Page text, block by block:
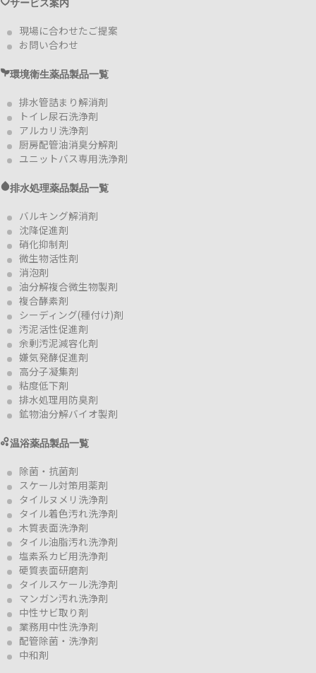
現場に合わせたご提案
お問い合わせ
環境衛生薬品製品一覧
排水管詰まり解消剤
トイレ尿石洗浄剤
アルカリ洗浄剤
厨房配管油消臭分解剤
ユニットバス専用洗浄剤
排水処理薬品製品一覧
バルキング解消剤
沈降促進剤
硝化抑制剤
微生物活性剤
消泡剤
油分解複合微生物製剤
複合酵素剤
シーディング(種付け)剤
汚泥活性促進剤
余剰汚泥減容化剤
嫌気発酵促進剤
高分子凝集剤
粘度低下剤
排水処理用防臭剤
鉱物油分解バイオ製剤
温浴薬品製品一覧
除菌・抗菌剤
スケール対策用薬剤
タイルヌメリ洗浄剤
タイル着色汚れ洗浄剤
木質表面洗浄剤
タイル油脂汚れ洗浄剤
塩素系カビ用洗浄剤
硬質表面研磨剤
タイルスケール洗浄剤
マンガン汚れ洗浄剤
中性サビ取り剤
業務用中性洗浄剤
配管除菌・洗浄剤
中和剤